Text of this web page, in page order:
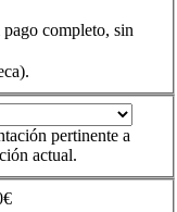
completo, sin
pertinente a
actual.